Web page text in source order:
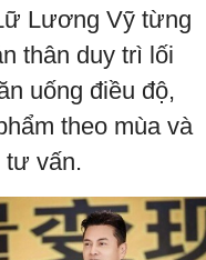
Lương Vỹ từng
thân duy trì lối
uống điều độ,
theo mùa và
tư vấn.